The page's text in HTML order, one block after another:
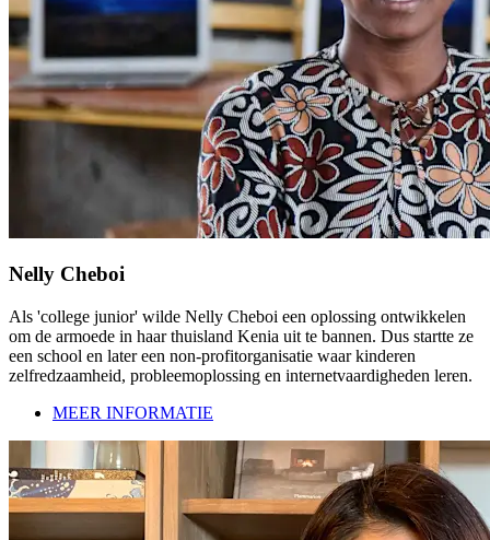
Nelly Cheboi
Als 'college junior' wilde Nelly Cheboi een oplossing ontwikkelen
om de armoede in haar thuisland Kenia uit te bannen. Dus startte ze
een school en later een non-profitorganisatie waar kinderen
zelfredzaamheid, probleemoplossing en internetvaardigheden leren.
MEER INFORMATIE